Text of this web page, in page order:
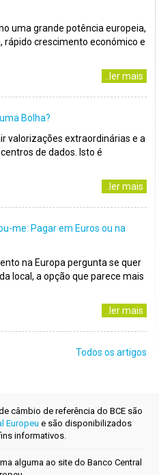
uma grande potência europeia,
crescimento económico e
..ler mais
Bolha?
valorizações extraordinárias e a
de dados. Isto é
..ler mais
me: Pagar em Euros ou na
na Europa pergunta se quer
local, a opção que parece mais
..ler mais
Todos os artigos
câmbio de referência do BCE são
Europeu e são disponibilizados
informativos.
alguma ao site do Banco Central